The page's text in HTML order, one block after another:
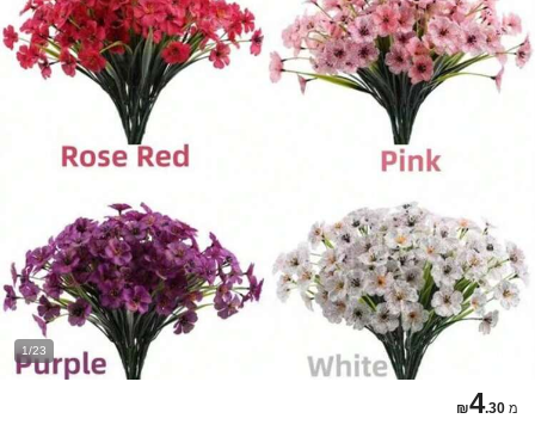
1/23
מ ₪4.30